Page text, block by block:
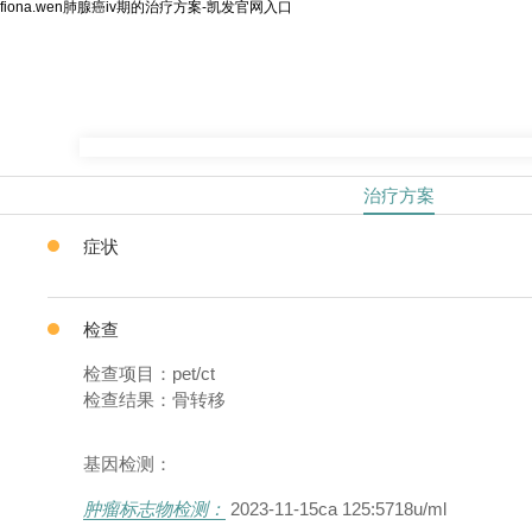
fiona.wen肺腺癌iv期的治疗方案-凯发官网入口
治疗方案
症状
检查
检查项目：pet/ct
检查结果：骨转移
基因检测：
肿瘤标志物检测： 2023-11-15ca 125:5718u/ml